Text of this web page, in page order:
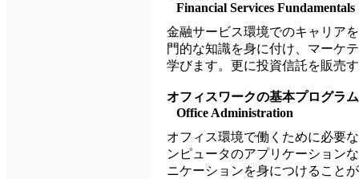
Financial Services Fundamentals
金融サービス環境でのキャリア
門的な知識を身に付け、マーケ
学びます。更に投資信託を販売
オフィスワークの基本プログラム
Office Administration
オフィス環境で働くために必要
ンピュータのアプリケーション
ニケーションを身につけること